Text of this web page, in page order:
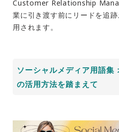
Customer Relationship
業に引き渡す前にリードを追
用されます。
ソーシャルメディア用語集
の活用方法を踏まえて